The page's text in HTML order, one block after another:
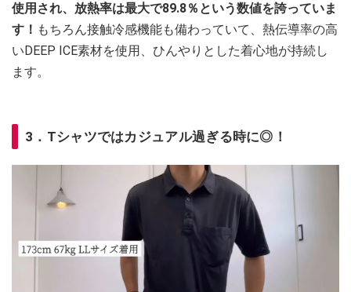
使用され、放熱率は最大で89.8％という数値を誇っていま
す！ もちろん接触冷感機能も備わっていて、熱伝導率の高
いDEEP ICE素材を使用、ひんやりとした着心地が持続し
ます。
3．Tシャツではカジュアル過ぎる時に◎！